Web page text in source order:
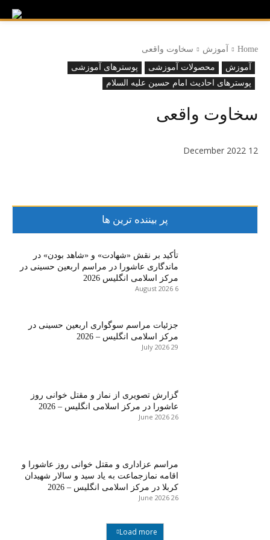
Home آموزش
سخاوت واقعی
آموزش
محصولات آموزشی
پوسترهای آموزشی
پوسترهای احادیث امام حسین علیه السلام
سخاوت واقعی
12 December 2022
پر بیننده ترین ها
تأکید بر نقش «شهادت» و «شاهد بودن» در
ماندگاری عاشورا در مراسم اربعین حسینی در
مرکز اسلامی انگلیس 2026
6 August 2026
جزئیات مراسم سوگواری اربعین حسینی در
مرکز اسلامی انگلیس – 2026
29 July 2026
گزارش تصویری از نماز و مقتل خوانی روز
عاشورا در مرکز اسلامی انگلیس – 2026
26 June 2026
مراسم عزاداری و مقتل خوانی روز عاشورا و
اقامه نمازجماعت به یاد سید و سالار شهیدان
کربلا در مرکز اسلامی انگلیس – 2026
26 June 2026
Load more